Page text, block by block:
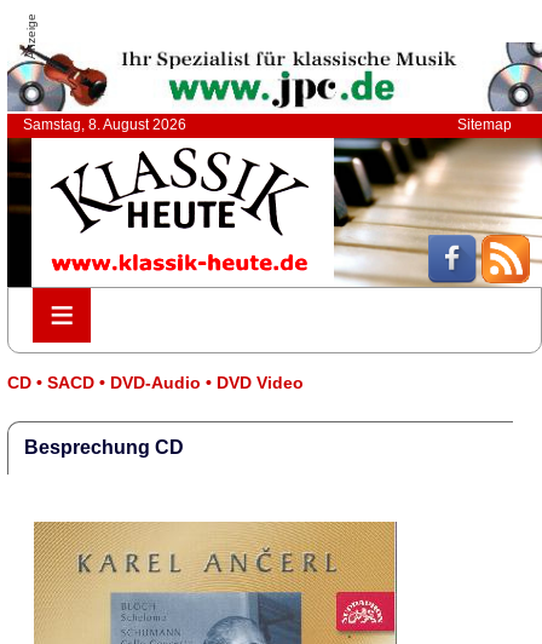
Anzeige
Samstag, 8. August 2026 Sitemap
≡
≡
CD • SACD • DVD-Audio • DVD Video
Besprechung CD